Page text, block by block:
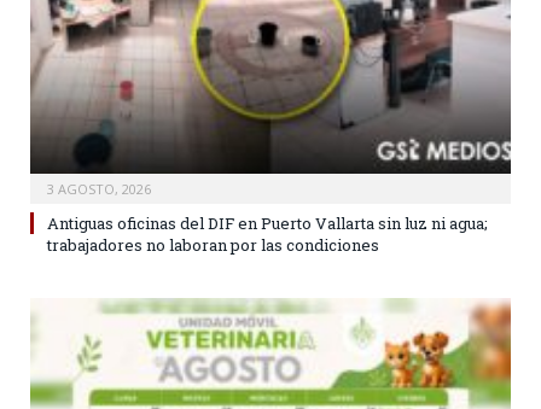
3 AGOSTO, 2026
Antiguas oficinas del DIF en Puerto Vallarta sin luz ni agua;
trabajadores no laboran por las condiciones